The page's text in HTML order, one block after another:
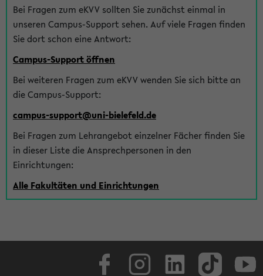
Bei Fragen zum eKVV sollten Sie zunächst einmal in
unseren Campus-Support sehen. Auf viele Fragen finden
Sie dort schon eine Antwort:
Campus-Support öffnen
Bei weiteren Fragen zum eKVV wenden Sie sich bitte an
die Campus-Support:
campus-support@uni-bielefeld.de
Bei Fragen zum Lehrangebot einzelner Fächer finden Sie
in dieser Liste die Ansprechpersonen in den
Einrichtungen:
Alle Fakultäten und Einrichtungen